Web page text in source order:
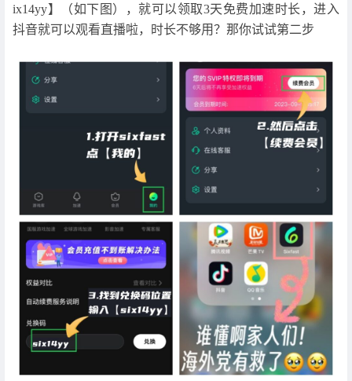
ix14yy】（如下图），就可以领取3天免费加速时长，进入
抖音就可以观看直播啦，时长不够用？那你试试第二步